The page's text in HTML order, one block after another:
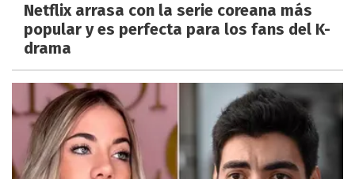
Netflix arrasa con la serie coreana más
popular y es perfecta para los fans del K-
drama